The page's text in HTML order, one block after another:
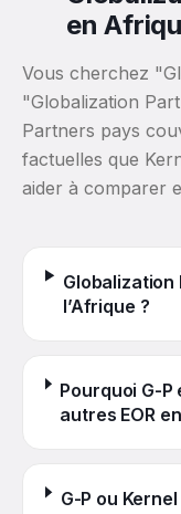
en
Vous cherchez
"Globalization
Partners pays
factuelles que
aider à comparer
l’Afrique ?
Pourquoi G-
autres EOR
G-P ou